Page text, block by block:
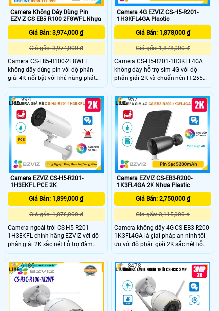
Camera Không Dây Dùng Pin
EZVIZ CS-EB5-R100-2F8WFL Nhựa
Giá Bán: 3,974,000 ₫
Giá gốc: 3,974,000 ₫
Camera CS-EB5-R100-2F8WFL
không dây dùng pin với độ phân
giải 4K nổi bật với khả năng phát
hiện hình dáng người và phương
tiện hỗ trợ đàm thoại 2 chiều
camera còn trang bị còi cảnh báo
và đèn chớp tăng cường an ninh khi
phát hiện sự xâm nhập camera tích
hợp tấm pin năng lượng mặt trời và
pin sạc đạt chuẩn IP65 chống nước
và bụi giúp hoạt động bền bỉ trong
mọi điều kiện thời tiết.
Camera 4G EZVIZ CS-H5-R201-
1H3KFL4GA Plastic
Giá Bán: 1,878,000 ₫
Giá gốc: 1,878,000 ₫
Camera CS-H5-R201-1H3KFL4GA
không dây hỗ trợ sim 4G với độ
phân giải 2K và chuẩn nén H.265
giúp tiết kiệm băng thông camera
có khả năng đàm thoại 2 chiều tầm
nhìn hồng ngoại lên đến 30m và
ánh sáng trắng 20m đảm bảo quan
sát rõ ràng cả ngày lẫn đêm với
chuẩn IP67 camera còn tích hợp
tính năng phát hiện thông minh và
cảnh báo bằng còi và đèn chớp
Camera EZVIZ CS-H5-R201-
1H3EKFL POE 2K
Giá Bán: 1,899,000 ₫
Giá gốc: 1,878,000 ₫
Camera ngoài trời CS-H5-R201-
1H3EKFL chính hãng EZVIZ với độ
phân giải 2K sắc nét hỗ trợ đàm
thoại hai chiều và phát hiện thông
minh với cảnh báo bằng còi và đèn
chớp. Với hồng ngoại 30m đèn trợ
sáng 20m camera mang đến hình
ảnh ban đêm có màu chân thực.
994
Camera EZVIZ CS-EB3-R200-
1K3FL4GA 2K Nhựa Plastic
Giá Bán: 2,750,000 ₫
Giá gốc: 3,115,000 ₫
Camera không dây 4G CS-EB3-R200-
1K3FL4GA là giải pháp an ninh tối
ưu với độ phân giải 2K sắc nét hỗ
trợ nhận diện người và phương tiện
chính xác. Camera nổi bật với khả
năng đàm thoại hai chiều lưu trữ thẻ
nhớ đến 512GB và tích hợp pin sạc
cùng chuẩn IP65 chống bụi nước,
phù hợp sử dụng cả trong nhà lẫn
ngoài trời.
957
6185 8478